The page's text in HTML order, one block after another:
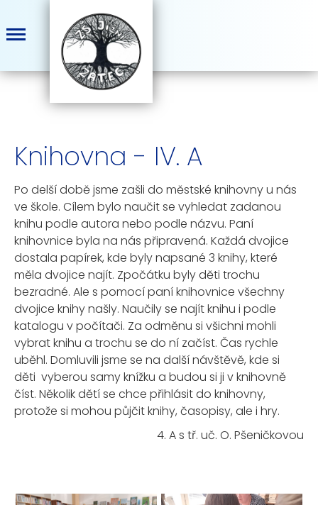
Knihovna - IV. A
Po delší době jsme zašli do městské knihovny u nás
ve škole. Cílem bylo naučit se vyhledat zadanou
knihu podle autora nebo podle názvu. Paní
knihovnice byla na nás připravená. Každá dvojice
dostala papírek, kde byly napsané 3 knihy, které
měla dvojice najít. Zpočátku byly děti trochu
bezradné. Ale s pomocí paní knihovnice všechny
dvojice knihy našly. Naučily se najít knihu i podle
katalogu v počítači. Za odměnu si všichni mohli
vybrat knihu a trochu se do ní začíst. Čas rychle
uběhl. Domluvili jsme se na další návštěvě, kde si
děti vyberou samy knížku a budou si ji v knihovně
číst. Několik dětí se chce přihlásit do knihovny,
protože si mohou půjčit knihy, časopisy, ale i hry.
4. A s tř. uč. O. Pšeničkovou